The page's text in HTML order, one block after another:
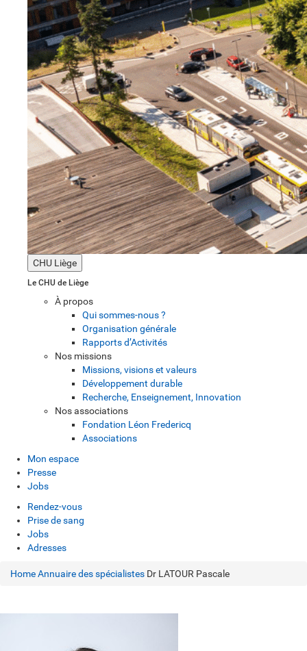
CHU Liège
Le CHU de Liège
À propos
Qui sommes-nous ?
Organisation générale
Rapports d’Activités
Nos missions
Missions, visions et valeurs
Développement durable
Recherche, Enseignement, Innovation
Nos associations
Fondation Léon Fredericq
Associations
Mon espace
Presse
Jobs
Rendez-vous
Prise de sang
Jobs
Adresses
HomeAnnuaire des spécialistes Dr LATOUR Pascale